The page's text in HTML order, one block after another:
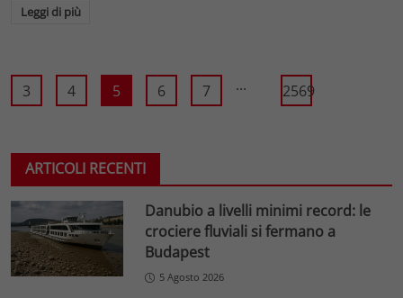
Leggi di più
3 4 5 6 7 ... 2569
ARTICOLI RECENTI
Danubio a livelli minimi record: le
crociere fluviali si fermano a
Budapest
5 Agosto 2026